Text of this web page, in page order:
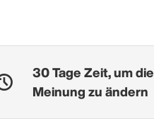
30 Tage Zeit, um die
Meinung zu ändern